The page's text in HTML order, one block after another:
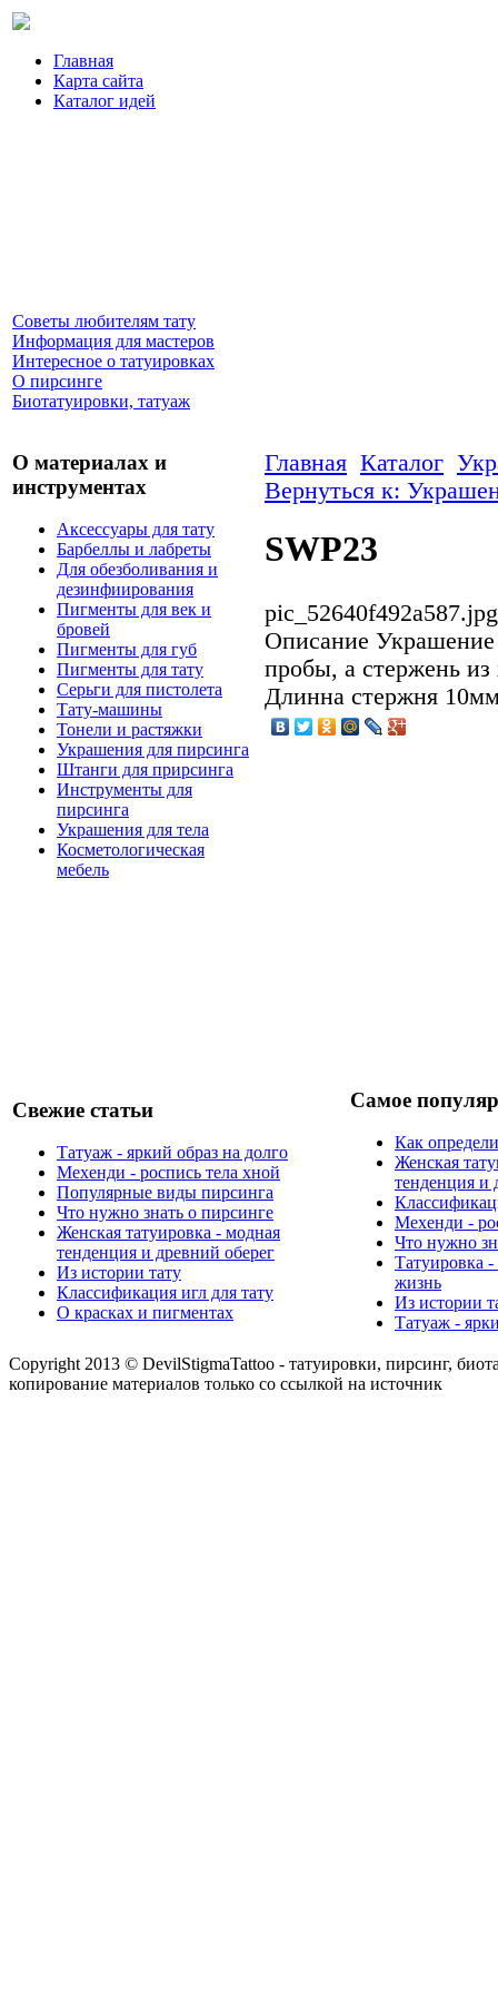
Главная
Карта сайта
Каталог идей
Советы любителям тату
Информация для мастеров
Интересное о татуировках
О пирсинге
Биотатуировки, татуаж
О материалах и
инструментах
Аксессуары для тату
Барбеллы и лабреты
Для обезболивания и
дезинфиирования
Пигменты для век и
бровей
Пигменты для губ
Пигменты для тату
Серьги для пистолета
Тату-машины
Тонели и растяжки
Украшения для пирсинга
Штанги для прирсинга
Инструменты для
пирсинга
Украшения для тела
Косметологическая
мебель
Главная Каталог
Вернуться к:
SWP23
pic_52640f492a587.jpg
Описание Украшение
пробы, а стержень из
Длинна стержня
Свежие статьи
Татуаж - яркий образ на долго
Мехенди - роспись тела хной
Популярные виды пирсинга
Что нужно знать о пирсинге
Женская татуировка - модная
тенденция и древний оберег
Из истории тату
Классификация игл для тату
О красках и пигментах
Самое
Как
Женская
тенденция и
Мехенди -
Что нужно
Татуировка
жизнь
Из истории
Татуаж -
Copyright 2013 © DevilStigmaTattoo - татуировки, пирсинг,
копирование материалов только со ссылкой на источник